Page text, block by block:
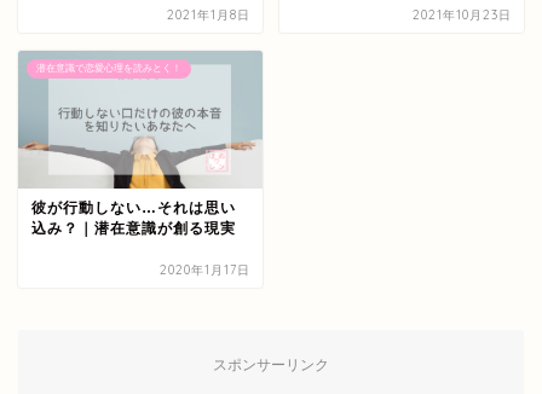
2021年1月8日 2021年10月23日
潜在意識で恋愛心理を読みとく！
彼が行動しない…それは思い
込み？｜潜在意識が創る現実
2020年1月17日
スポンサーリンク